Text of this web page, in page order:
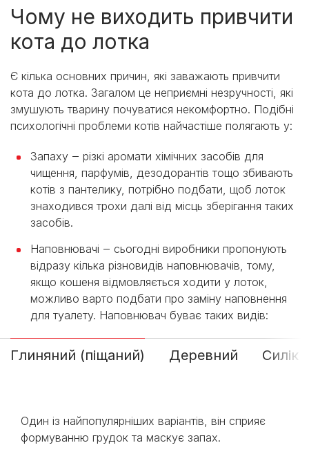
Чому не виходить привчити
кота до лотка
Є кілька основних причин, які заважають привчити
кота до лотка. Загалом це неприємні незручності, які
змушують тварину почуватися некомфортно. Подібні
психологічні проблеми котів найчастіше полягають у:
Запаху ‒ різкі аромати хімічних засобів для
чищення, парфумів, дезодорантів тощо збивають
котів з пантелику, потрібно подбати, щоб лоток
знаходився трохи далі від місць зберігання таких
засобів.
Наповнювачі ‒ сьогодні виробники пропонують
відразу кілька різновидів наповнювачів, тому,
якщо кошеня відмовляється ходити у лоток,
можливо варто подбати про заміну наповнення
для туалету. Наповнювач буває таких видів:
Глиняний (піщаний) Деревний
Один із найпопулярніших варіантів, він сприяє
формуванню грудок та маскує запах.